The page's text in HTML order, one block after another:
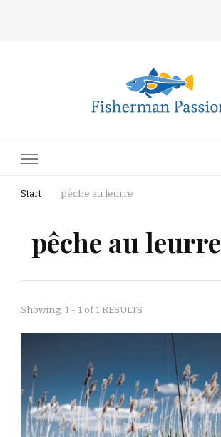
Start pêche au leurre
pêche au leurre
Showing: 1 - 1 of 1 RESULTS